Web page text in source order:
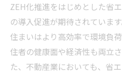
ZEH化推進をはじめとした省
の導入促進が期待されていま
住まいはより高効率で環境負
住者の健康面や経済性も両立
た、不動産業においても、省